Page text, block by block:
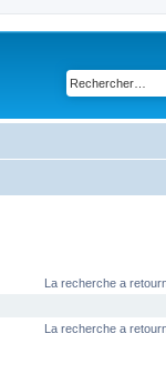
La recherche a
La recherche a